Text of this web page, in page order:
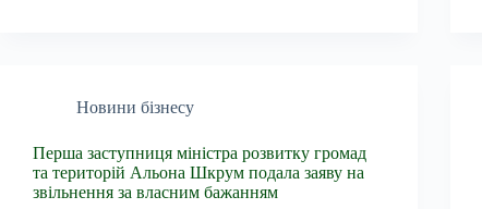
Новини бізнесу
Перша заступниця міністра розвитку громад
та територій Альона Шкрум подала заяву на
звільнення за власним бажанням